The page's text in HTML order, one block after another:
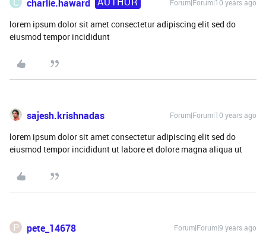
charlie.haward Forum|Forum|10 years ago
lorem ipsum dolor sit amet consectetur adipiscing elit sed do
eiusmod tempor incididunt
sajesh.krishnadas Forum|Forum|10 years ago
lorem ipsum dolor sit amet consectetur adipiscing elit sed do
eiusmod tempor incididunt ut labore et dolore magna aliqua ut
P pete_14678 Forum|Forum|9 years ago